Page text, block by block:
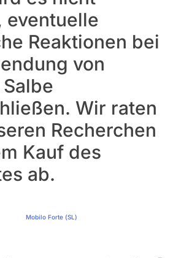
eventuelle
Reaktionen bei
von
Wir raten
Recherchen
Kauf des
ab.